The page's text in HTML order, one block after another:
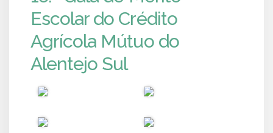
Escolar do Crédito
Agrícola Mútuo do
Alentejo Sul